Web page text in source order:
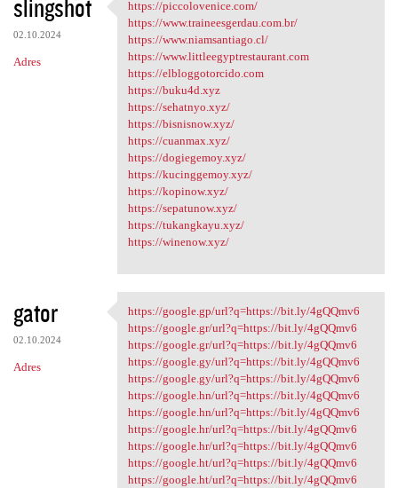
02.10.2024
Adres
https://piccolovenice.com/
https://piccolovenice.com/
https://www.traineesgerdau.com.br/
https://www.niamsantiago.cl/
https://www.littleegyptrestaurant.com
https://elbloggotorcido.com
https://buku4d.xyz
https://sehatnyo.xyz/
https://bisnisnow.xyz/
https://cuanmax.xyz/
https://dogiegemoy.xyz/
https://kucinggemoy.xyz/
https://kopinow.xyz/
https://sepatunow.xyz/
https://tukangkayu.xyz/
https://winenow.xyz/
gator
02.10.2024
Adres
https://google.gp/url?q=https
https://google.gp/url?q=https://bit.ly/4gQQmv6
https://google.gr/url?q=https://bit.ly/4gQQmv6
https://google.gr/url?q=https://bit.ly/4gQQmv6
https://google.gy/url?q=https://bit.ly/4gQQmv6
https://google.gy/url?q=https://bit.ly/4gQQmv6
https://google.hn/url?q=https://bit.ly/4gQQmv6
https://google.hn/url?q=https://bit.ly/4gQQmv6
https://google.hr/url?q=https://bit.ly/4gQQmv6
https://google.hr/url?q=https://bit.ly/4gQQmv6
https://google.ht/url?q=https://bit.ly/4gQQmv6
https://google.ht/url?q=https://bit.ly/4gQQmv6